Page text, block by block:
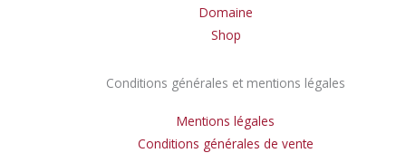
Domaine
Shop
Conditions générales et mentions légales
Mentions légales
Conditions générales de vente